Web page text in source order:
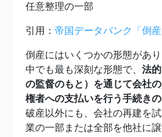
任意整理の一部
引用： 帝国データバンク「倒産
倒産にはいくつかの形態があり
中でも最も深刻な形態で、 法
の監督のもと）を通じて会社
権者への支払いを行う手続き
破産以外にも、会社の再建を
業の一部または全部を他社に譲